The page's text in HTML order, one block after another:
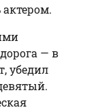
— в
убедил